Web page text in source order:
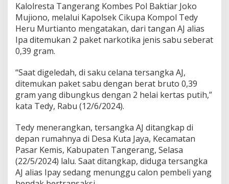
n
g
a
p
l
s
i
S
a
H
e
n
d
a
Kalolresta Tangerang Kombes Pol Baktiar Joko
Mujiono, melalui Kapolsek Cikupa Kompol Tedy
Heru Murtianto mengatakan, dari tangan AJ alias
Ipa ditemukan 2 paket narkotika jenis sabu seberat
0,39 gram.
“Saat digeledah, di saku celana tersangka AJ,
ditemukan paket sabu dengan berat bruto 0,39
gram yang dibungkus dengan 2 helai kertas putih,”
kata Tedy, Rabu (12/6/2024).
Tedy menerangkan, tersangka AJ ditangkap di
depan rumahnya di Desa Kuta Jaya, Kecamatan
Pasar Kemis, Kabupaten Tangerang, Selasa
(22/5/2024) lalu. Saat ditangkap, diduga tersangka
AJ alias Ipay sedang menunggu calon pembeli yang